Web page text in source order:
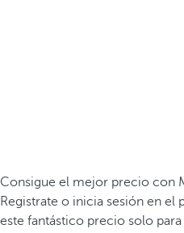
Consigue el mejor precio con
Registrate o inicia sesión en
este fantástico precio solo